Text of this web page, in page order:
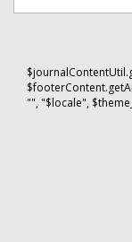
"", "$locale",